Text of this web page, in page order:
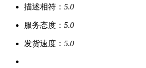
描述相符： 5.0
服务态度： 5.0
发货速度： 5.0